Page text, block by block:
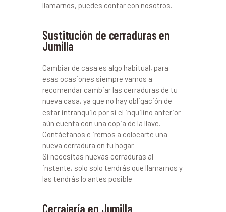
llamarnos, puedes contar con nosotros.
Sustitución de cerraduras en
Jumilla
Cambiar de casa es algo habitual, para
esas ocasiones siempre vamos a
recomendar cambiar las cerraduras de tu
nueva casa, ya que no hay obligación de
estar intranquilo por si el inquilino anterior
aún cuenta con una copia de la llave.
Contáctanos e iremos a colocarte una
nueva cerradura en tu hogar.
Si necesitas nuevas cerraduras al
instante, solo solo tendrás que llamarnos y
las tendrás lo antes posible
Cerrajería en Jumilla